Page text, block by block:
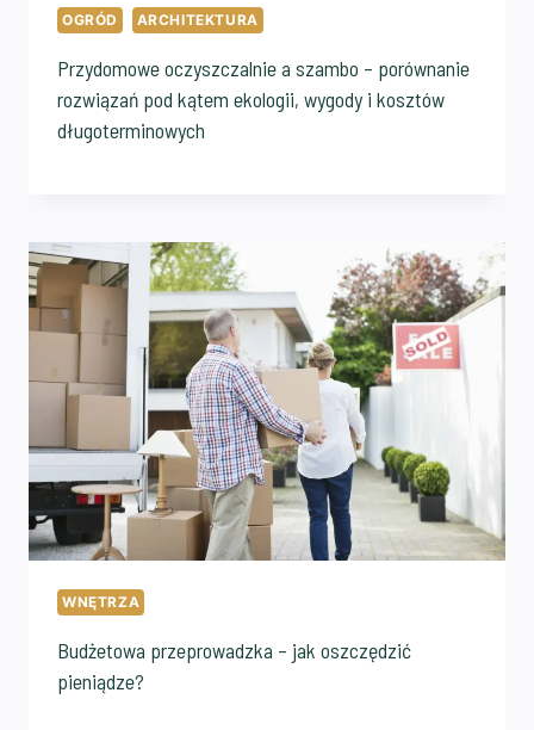
OGRÓD ARCHITEKTURA
Przydomowe oczyszczalnie a szambo – porównanie
rozwiązań pod kątem ekologii, wygody i kosztów
długoterminowych
WNĘTRZA
Budżetowa przeprowadzka – jak oszczędzić
pieniądze?